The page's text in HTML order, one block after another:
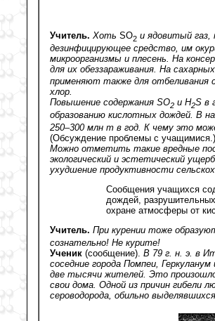
Учитель. Хоть SO2 и ядовитый
дезинфицирующее средство, им
микроорганизмы и плесень. На
для их обеззараживания. На
применяют также для
хлор.
Повышение содержания SO2 и H2S в
образованию кислотных дождей. В
250–300 млн т в год. К чему это
(Обсуждение проблемы с учащимися.)
Можно отметить такие вредные
экологический и эстетический
ухудшение продуктивности
Сообщения учащихся
дождей,
охране атмосферы от
Учитель. При курении тоже
сознательно! Не курите!
Ученик (сообщение). В 79 г. н. э. в
соседние города Помпеи,
две тысячи жителей. Это
свои дома. Одной из причин гибели
сероводорода, обильно